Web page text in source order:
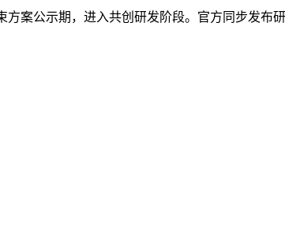
案公示期，进入共创研发阶段。官方同步发布